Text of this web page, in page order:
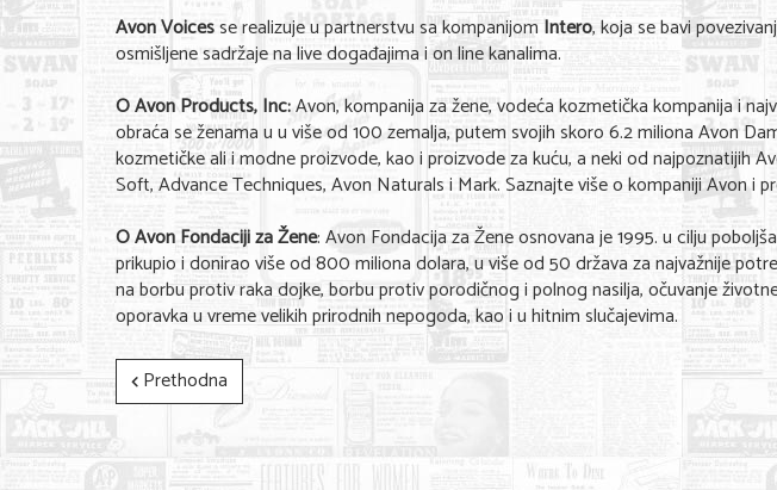
Avon Voicesse realizuje u partnerstvu sa kompanijom Intero, koja se bavi
osmišljene sadržaje na live događajima i on line kanalima.
O Avon Products, Inc:Avon, kompanija za žene, vodeća kozmetička kompanija i
obraća se ženama u u više od 100 zemalja, putem svojih skoro 6.2 miliona Avon
kozmetičke ali i modne proizvode, kao i proizvode za kuću, a neki od najpoznatijih
Soft, Advance Techniques, Avon Naturals i Mark. Saznajte više o kompaniji Avon i
O Avon Fondaciji za Žene: Avon Fondacija za Žene osnovana je 1995. u cilju
prikupio i donirao više od 800 miliona dolara, u više od 50 država za najvažnije
na borbu protiv raka dojke, borbu protiv porodičnog i polnog nasilja, očuvanje
oporavka u vreme velikih prirodnih nepogoda, kao i u hitnim slučajevima.
Prethodna